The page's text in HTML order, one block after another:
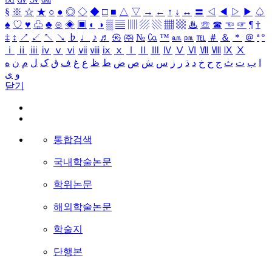
§ ※ ☆ ★ ○ ● ◎ ◇ ◆ □ ■ △ ▽ → ← ↑ ↓ ↔ 〓 ◁ ◀ ▷ ▶ ♤
♠ ♡ ♥ ♧ ♣ ⊙ ◈ ▣ ◐ ◑ ▒ ▤ ▨ ▧ ▦ ▩ ♨ ☏ ☎ ☜ ☞ ¶ †
‡ ↕ ↗ ↙ ↖ ↘ ♭ ♩ ♪ ♬ ㉿ ㈜ № ㏇ ™ ㏂ ㏘ ℡ ＃ ＆ ＊ ＠ ª º
ⅰ
ⅱ ⅲ ⅳ ⅴ ⅵ ⅶ ⅷ ⅸ ⅹ Ⅳ Ⅴ Ⅵ Ⅶ Ⅷ Ⅸ Ⅹ
ب ت ث ج ح خ د ذ ر ز س ش ص ض ط ظ ع غ ف ق ک ل م ن ه
و ی
닫기
통합검색
국내학술논문
학위논문
해외학술논문
학술지
단행본